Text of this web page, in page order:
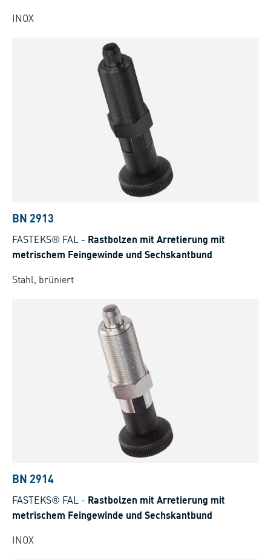
INOX
BN 2913
FASTEKS® FAL - Rastbolzen mit Arretierung mit
metrischem Feingewinde und Sechskantbund
Stahl, brüniert
BN 2914
FASTEKS® FAL - Rastbolzen mit Arretierung mit
metrischem Feingewinde und Sechskantbund
INOX